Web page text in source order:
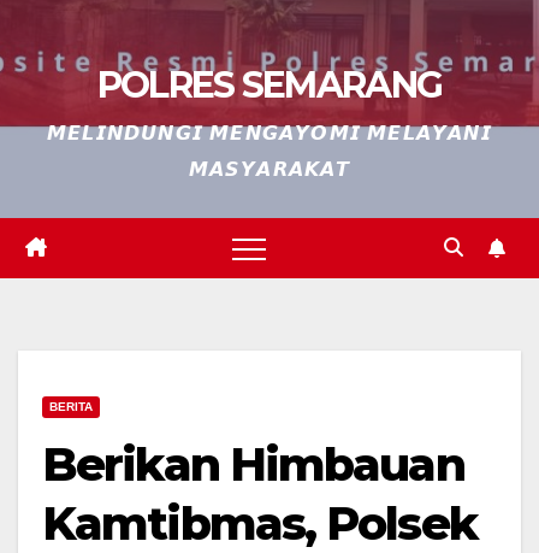
POLRES SEMARANG
𝙈𝙀𝙇𝙄𝙉𝘿𝙐𝙉𝙂𝙄 𝙈𝙀𝙉𝙂𝘼𝙔𝙊𝙈𝙄 𝙈𝙀𝙇𝘼𝙔𝘼𝙉𝙄
𝙈𝘼𝙎𝙔𝘼𝙍𝘼𝙆𝘼𝙏
BERITA
Berikan Himbauan
Kamtibmas, Polsek